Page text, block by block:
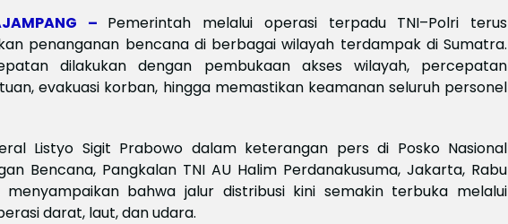
– Pemerintah melalui operasi terpadu TNI–Polri terus
penanganan bencana di berbagai wilayah terdampak di Sumatra.
dilakukan dengan pembukaan akses wilayah, percepatan
evakuasi korban, hingga memastikan keamanan seluruh personel
Listyo Sigit Prabowo dalam keterangan pers di Posko Nasional
Bencana, Pangkalan TNI AU Halim Perdanakusuma, Jakarta, Rabu
menyampaikan bahwa jalur distribusi kini semakin terbuka melalui
darat, laut, dan udara.